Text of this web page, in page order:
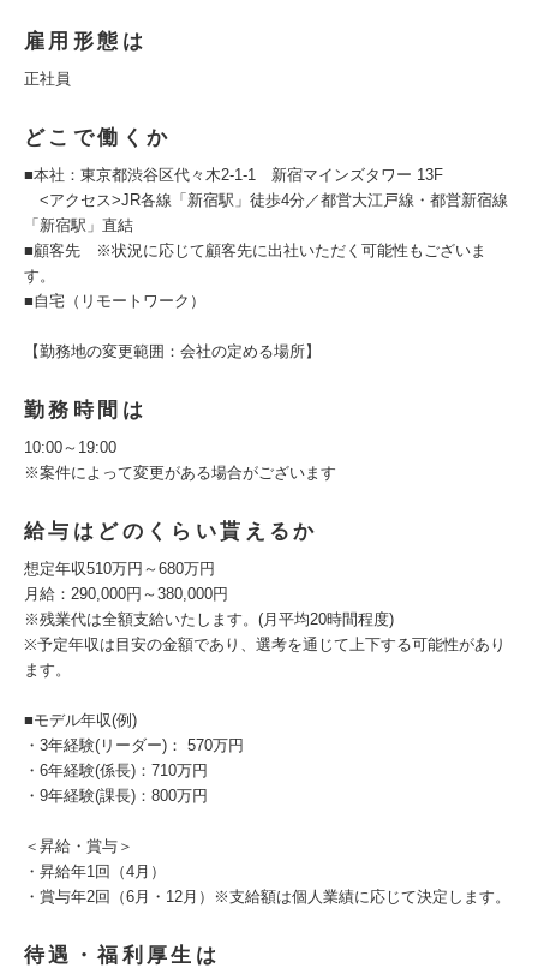
雇用形態は
正社員
どこで働くか
■本社：東京都渋谷区代々木2-1-1 新宿マインズタワー 13F
<アクセス>JR各線「新宿駅」徒歩4分／都営大江戸線・都営新宿線
「新宿駅」直結
■顧客先 ※状況に応じて顧客先に出社いただく可能性もございま
す。
■自宅（リモートワーク）
【勤務地の変更範囲：会社の定める場所】
勤務時間は
10:00～19:00
※案件によって変更がある場合がございます
給与はどのくらい貰えるか
想定年収510万円～680万円
月給：290,000円～380,000円
※残業代は全額支給いたします。(月平均20時間程度)
※予定年収は目安の金額であり、選考を通じて上下する可能性があり
ます。
■モデル年収(例)
・3年経験(リーダー)： 570万円
・6年経験(係長)：710万円
・9年経験(課長)：800万円
＜昇給・賞与＞
・昇給年1回（4月）
・賞与年2回（6月・12月）※支給額は個人業績に応じて決定します。
待遇・福利厚生は